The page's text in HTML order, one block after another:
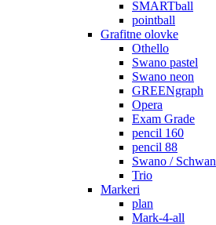
SMARTball
pointball
Grafitne olovke
Othello
Swano pastel
Swano neon
GREENgraph
Opera
Exam Grade
pencil 160
pencil 88
Swano / Schwan
Trio
Markeri
plan
Mark-4-all